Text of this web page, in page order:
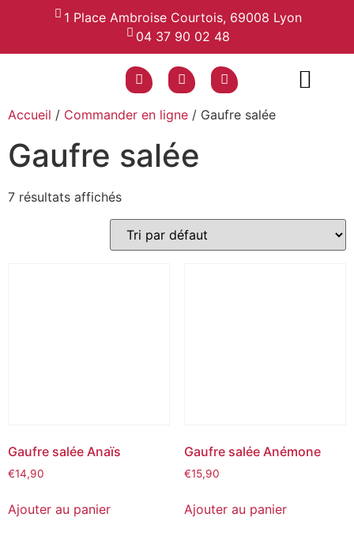
1 Place Ambroise Courtois, 69008 Lyon
04 37 90 02 48
Accueil / Commander en ligne / Gaufre salée
Gaufre salée
7 résultats affichés
Gaufre salée Anaïs
€14,90
Ajouter au panier
Gaufre salée Anémone
€15,90
Ajouter au panier